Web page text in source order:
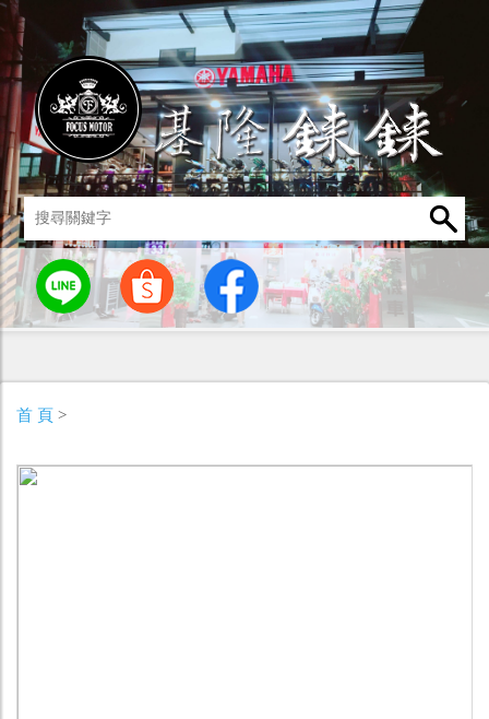
燈罩 / 燈泡 其他零組件 男性衣著 車身標誌 / 貼紙
首 頁 >